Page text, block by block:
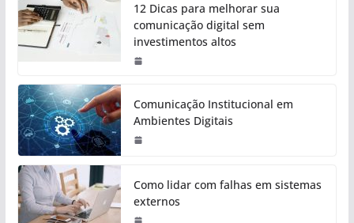
12 Dicas para melhorar sua
comunicação digital sem
investimentos altos
Comunicação Institucional em
Ambientes Digitais
Como lidar com falhas em sistemas
externos